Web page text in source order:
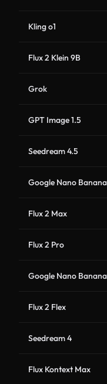
Kling o1
Flux 2 Klein 9B
Grok
GPT Image 1.5
Seedream 4.5
Google Nano
Flux 2 Max
Flux 2 Pro
Google Nano Banana
Flux 2 Flex
Seedream 4
Flux Kontext Max